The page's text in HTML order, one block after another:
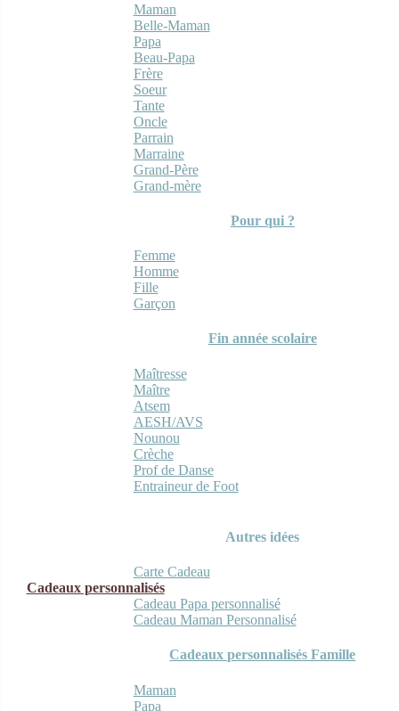
Maman
Belle-Maman
Papa
Beau-Papa
Frère
Soeur
Tante
Oncle
Parrain
Marraine
Grand-Père
Grand-mère
Pour qui ?
Femme
Homme
Fille
Garçon
Fin année scolaire
Maîtresse
Maître
Atsem
AESH/AVS
Nounou
Crèche
Prof de Danse
Entraineur de Foot
Autres idées
Carte Cadeau
Cadeaux personnalisés
Cadeau Papa personnalisé
Cadeau Maman Personnalisé
Cadeaux personnalisés Famille
Maman
Papa